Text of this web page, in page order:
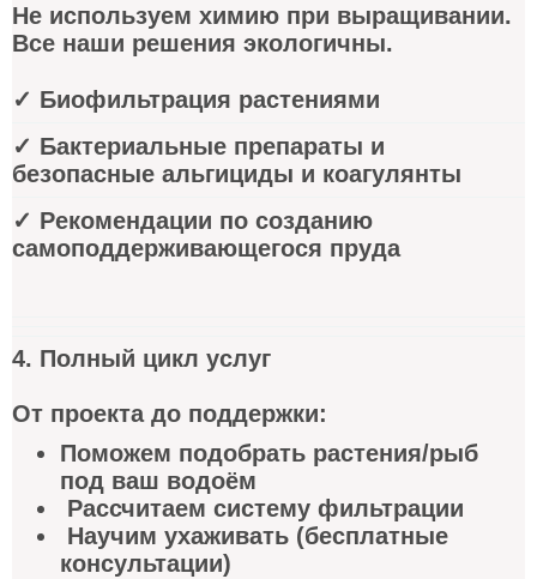
Не используем химию при выращивании.
Все наши решения экологичны.
✓ Биофильтрация растениями
✓ Бактериальные препараты и
безопасные альгициды и коагулянты
✓ Рекомендации по созданию
самоподдерживающегося пруда
4. Полный цикл услуг
От проекта до поддержки:
Поможем подобрать растения/рыб
под ваш водоём
Рассчитаем систему фильтрации
Научим ухаживать (бесплатные
консультации)